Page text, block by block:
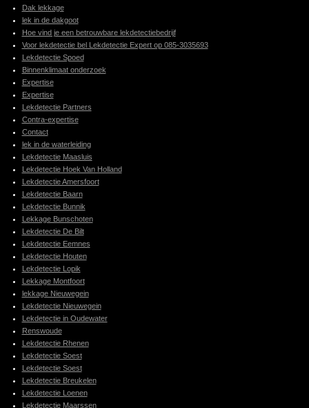
Dak lekkage
lek in de dakgoot
Hoe vind je een betrouwbare lekdetectiebedrijf
Voor lekdetectie bel Lekdetectie Expert op 085-3035693
Lekdetectie Spoed
Binnenklimaat onderzoek
Expertise
Expertise
Lekdetectie Partners
Contra-expertise
Contact
lek in de waterleiding
Lekdetectie Maasluis
Lekdetectie Hoek Van Holland
Lekdetectie Amersfoort
Lekdetectie Baarn
Lekdetectie Bunnik
Lekkage Bunschoten
Lekdetectie De Bilt
Lekdetectie Eemnes
Lekdetectie Houten
Lekdetectie Lopik
Lekkage Montfoort
lekkage Nieuwegein
Lekdetectie Nieuwegein
Lekdetectie in Oudewater
Renswoude
Lekdetectie Rhenen
Lekdetectie Soest
Lekdetectie Soest
Lekdetectie Breukelen
Lekdetectie Loenen
Lekdetectie Maarssen